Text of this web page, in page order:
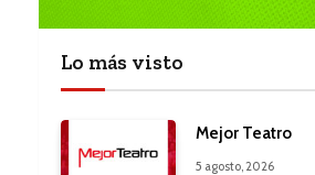
Lo más visto
Mejor Teatro
5 agosto, 2026